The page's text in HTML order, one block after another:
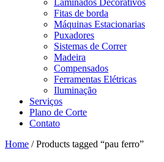
Laminados Decorativos
Fitas de borda
Máquinas Estacionarias
Puxadores
Sistemas de Correr
Madeira
Compensados
Ferramentas Elétricas
Iluminação
Serviços
Plano de Corte
Contato
Home / Products tagged “pau ferro”